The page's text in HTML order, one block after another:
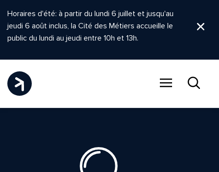
Horaires d'été: à partir du lundi 6 juillet et jusqu'au
jeudi 6 août inclus, la Cité des Métiers accueille le
public du lundi au jeudi entre 10h et 13h.